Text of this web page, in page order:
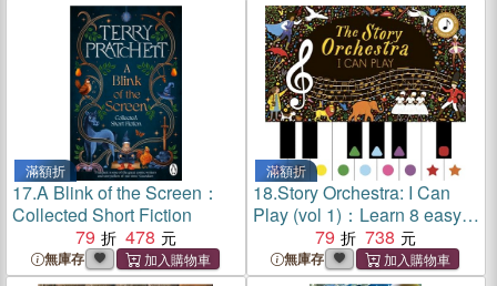
滿額折
17.A Blink of the Screen：
Collected Short Fiction
79
478
無庫存
滿額折
18.Story Orchestra: I Can
Play (vol 1)：Learn 8 easy
pieces from the series!
79 738
無庫存